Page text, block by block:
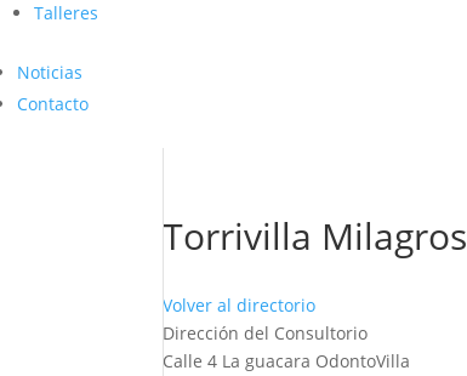
Talleres
Noticias
Contacto
Torrivilla Milagros
Volver al directorio
Dirección del Consultorio
Calle 4 La guacara OdontoVilla